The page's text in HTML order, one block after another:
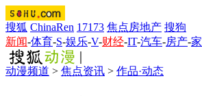
搜狐 ChinaRen 17173 焦点房地产 搜狗
新闻-体育-S-娱乐-V-财经-IT-汽车-房产-
动漫频道 > 焦点资讯 > 作品·动态